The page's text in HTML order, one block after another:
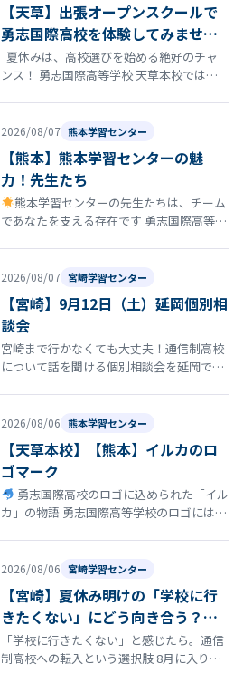
【天草】出張オープンスクールで
勇志国際高校を体験してみません
か？
夏休みは、高校選びを始める絶好のチャ
ンス！ 勇志国際高等学校 天草本校では、8
2026/08/07 熊本学習センター
【熊本】熊本学習センターの魅
力！先生たち
熊本学習センターの先生たちは、チーム
であなたを支える存在です 勇志国際高等学
2026/08/07 宮崎学習センター
【宮崎】9月12日（土）延岡個別相
談会
宮崎まで行かなくても大丈夫！通信制高校
について話を聞ける個別相談会を延岡で開
2026/08/06 熊本学習センター
【天草本校】【熊本】イルカのロ
ゴマーク
勇志国際高校のロゴに込められた「イル
カ」の物語 勇志国際高等学校のロゴには、
2026/08/06 宮崎学習センター
【宮崎】夏休み明けの「学校に行
きたくない」にどう向き合う？通
信制高校という選択肢
「学校に行きたくない」と感じたら。通信
制高校への転入という選択肢 8月に入り、